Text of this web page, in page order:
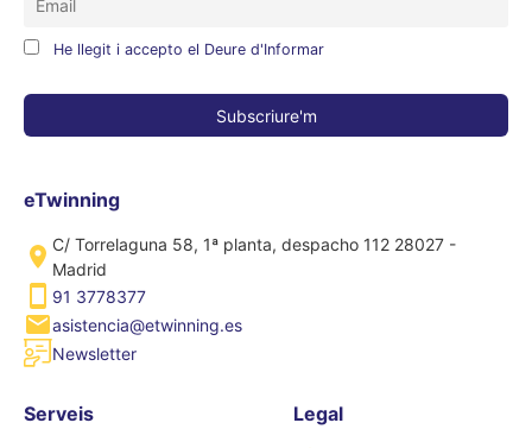
He llegit i accepto el Deure d'Informar
eTwinning
C/ Torrelaguna 58, 1ª planta, despacho 112 28027 -
Madrid
91 3778377
asistencia@etwinning.es
Newsletter
Serveis Legal